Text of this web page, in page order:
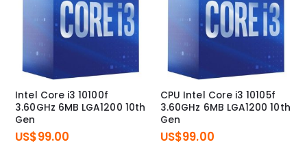
Intel Core i3 10100f
3.60GHz 6MB LGA1200 10th
Gen
US$99.00
CPU Intel Core i3 10105f
3.60GHz 6MB LGA1200 10th
Gen
US$99.00